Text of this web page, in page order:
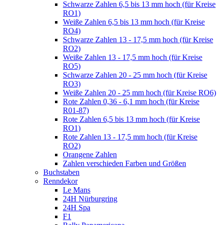
Schwarze Zahlen 6,5 bis 13 mm hoch (für Kreise
RO1)
Weiße Zahlen 6,5 bis 13 mm hoch (für Kreise
RO4)
Schwarze Zahlen 13 - 17,5 mm hoch (für Kreise
RO2)
Weiße Zahlen 13 - 17,5 mm hoch (für Kreise
RO5)
Schwarze Zahlen 20 - 25 mm hoch (für Kreise
RO3)
Weiße Zahlen 20 - 25 mm hoch (für Kreise RO6)
Rote Zahlen 0,36 - 6,1 mm hoch (für Kreise
R01-87)
Rote Zahlen 6,5 bis 13 mm hoch (für Kreise
RO1)
Rote Zahlen 13 - 17,5 mm hoch (für Kreise
RO2)
Orangene Zahlen
Zahlen verschieden Farben und Größen
Buchstaben
Renndekor
Le Mans
24H Nürburgring
24H Spa
F1